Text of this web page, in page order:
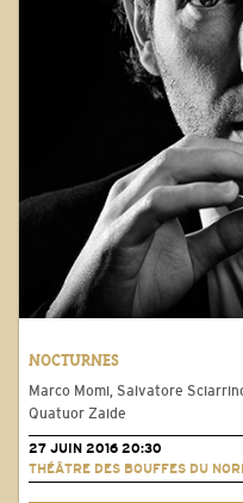
NOCTURNES
Marco Momi, Salvatore
Quatuor Zaide
27 JUIN 2016 20:30
THÉÂTRE DES BOUFFES DU